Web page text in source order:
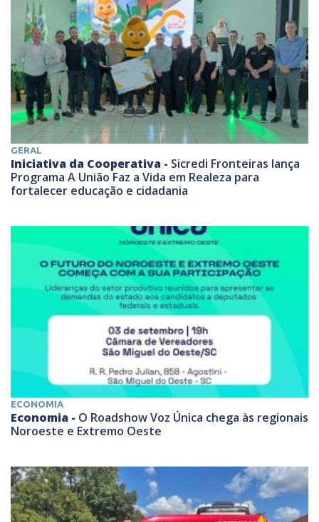
GERAL
Iniciativa da Cooperativa - Sicredi Fronteiras lança
Programa A União Faz a Vida em Realeza para
fortalecer educação e cidadania
ECONOMIA
Economia - O Roadshow Voz Única chega às regionais
Noroeste e Extremo Oeste